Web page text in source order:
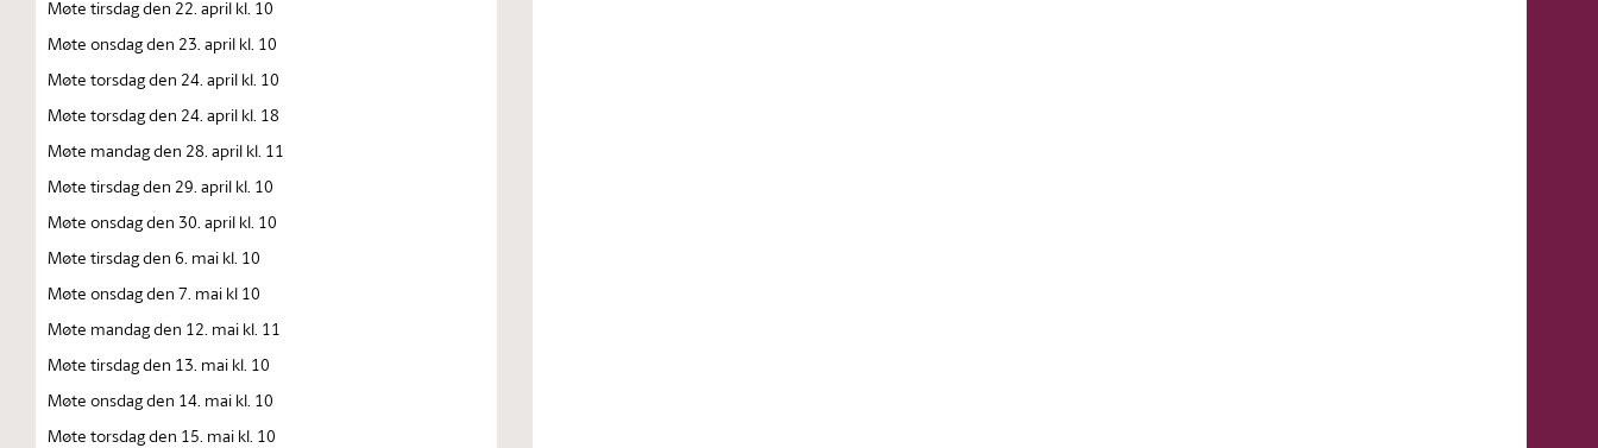
Møte tirsdag den 22. april kl. 10
Møte onsdag den 23. april kl. 10
Møte torsdag den 24. april kl. 10
Møte torsdag den 24. april kl. 18
Møte mandag den 28. april kl. 11
Møte tirsdag den 29. april kl. 10
Møte onsdag den 30. april kl. 10
Møte tirsdag den 6. mai kl. 10
Møte onsdag den 7. mai kl 10
Møte mandag den 12. mai kl. 11
Møte tirsdag den 13. mai kl. 10
Møte onsdag den 14. mai kl. 10
Møte torsdag den 15. mai kl. 10